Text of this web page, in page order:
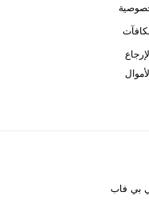
بي فاب